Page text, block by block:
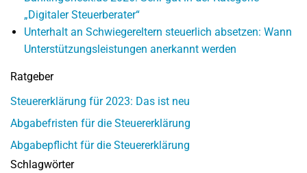
„Digitaler Steuerberater“
Unterhalt an Schwiegereltern steuerlich absetzen: Wann
Unterstützungsleistungen anerkannt werden
Ratgeber
Steuererklärung für 2023: Das ist neu
Abgabefristen für die Steuererklärung
Abgabepflicht für die Steuererklärung
Schlagwörter